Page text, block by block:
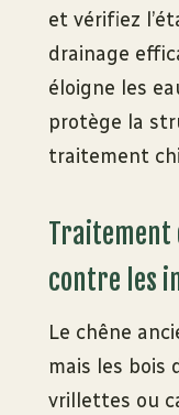
et vérifiez
drainage
éloigne les
protège la
traitement
Traitement
contre les
Le chêne
mais les bois
vrillettes ou